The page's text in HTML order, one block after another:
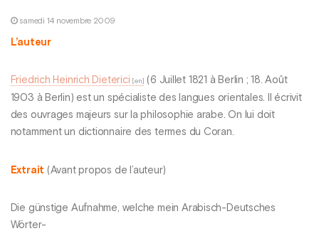
samedi 14 novembre 2009
L’auteur
Friedrich Heinrich Dieterici
(6 Juillet 1821 à Berlin ; 18. Août
1903 à Berlin) est un spécialiste des langues orientales. Il écrivit
des ouvrages majeurs sur la philosophie arabe. On lui doit
notamment un dictionnaire des termes du Coran.
Extrait (Avant propos de l’auteur)
Die günstige Aufnahme, welche mein Arabisch-Deutsches
Wörter-